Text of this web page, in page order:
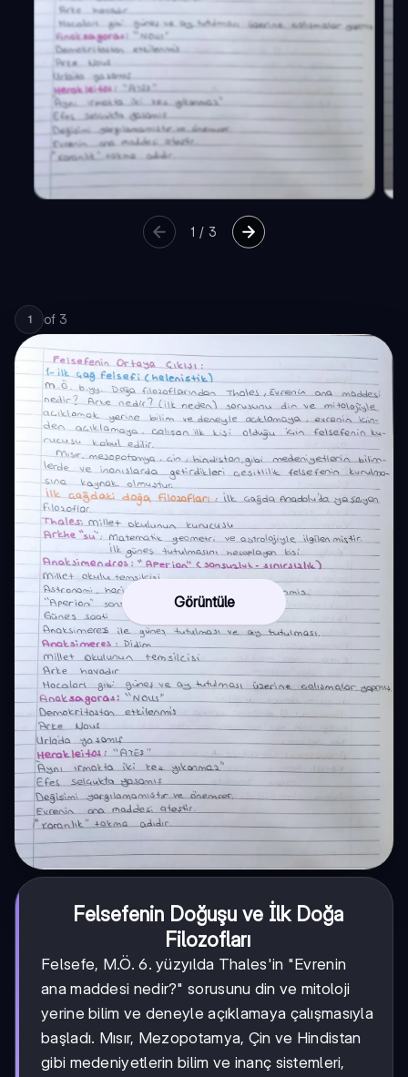
1 / 3
1 of 3
Görüntüle
Felsefenin Doğuşu ve İlk Doğa
Filozofları
Felsefe, M.Ö. 6. yüzyılda Thales'in "Evrenin
ana maddesi nedir?" sorusunu din ve mitoloji
yerine bilim ve deneyle açıklamaya çalışmasıyla
başladı. Mısır, Mezopotamya, Çin ve Hindistan
gibi medeniyetlerin bilim ve inanç sistemleri,